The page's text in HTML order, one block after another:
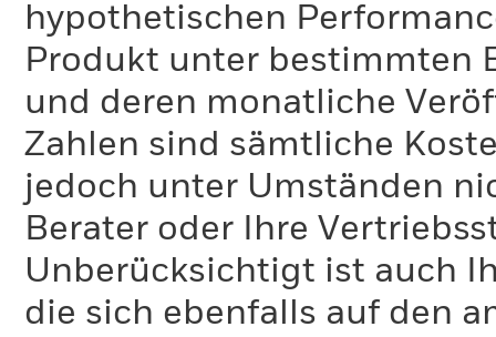
hypothetischen
Produkt unter bestimmten
und deren monatliche
Zahlen sind sämtliche
jedoch unter Umständen
Berater oder Ihre
Unberücksichtigt ist auch
die sich ebenfalls auf den